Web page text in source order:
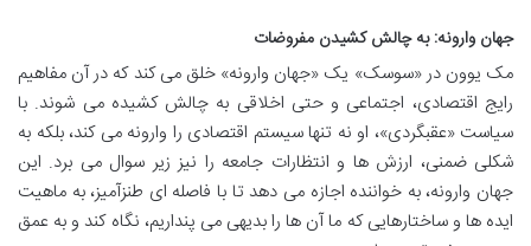
جهان وارونه: به چالش کشیدن مفروضات
مک یوون در «سوسک» یک «جهان وارونه» خلق می کند که در آن مفاهیم
رایج اقتصادی، اجتماعی و حتی اخلاقی به چالش کشیده می شوند. با
سیاست «عقبگردی»، او نه تنها سیستم اقتصادی را وارونه می کند، بلکه به
شکلی ضمنی، ارزش ها و انتظارات جامعه را نیز زیر سوال می برد. این
جهان وارونه، به خواننده اجازه می دهد تا با فاصله ای طنزآمیز، به ماهیت
ایده ها و ساختارهایی که ما آن ها را بدیهی می پنداریم، نگاه کند و به عمق